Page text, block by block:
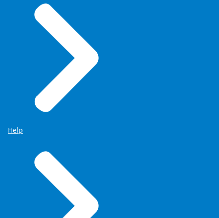
De paar rijken die er nog zijn, zijn bang dat die
armen in opstand komen.
Op verzoek van generaal Van den Bosch
wordt in 1818 de Maatschappij van Weldadigheid
P: Het is duidelijk niet de eerste keer dat Ben dit
geschiedenislesje vertelt,
maar ik maak er dankbaar gebruik van,
want het verhaal van Veenhuizen is bij veel
met voorouders die hier ooit vast hebben gezeten.
BEN: Van den Bosch is een oprecht sociaal mens
en hij wil ook iets doen aan de overvolle
weeshuizen.
In die tijd hadden de mensen geen
Help